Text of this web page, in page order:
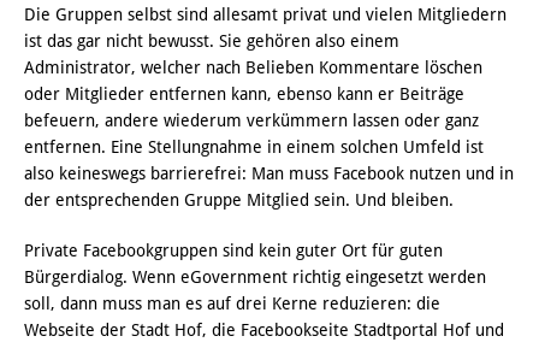
Die Gruppen selbst sind allesamt privat und vielen Mitgliedern
ist das gar nicht bewusst. Sie gehören also einem
Administrator, welcher nach Belieben Kommentare löschen
oder Mitglieder entfernen kann, ebenso kann er Beiträge
befeuern, andere wiederum verkümmern lassen oder ganz
entfernen. Eine Stellungnahme in einem solchen Umfeld ist
also keineswegs barrierefrei: Man muss Facebook nutzen und in
der entsprechenden Gruppe Mitglied sein. Und bleiben.
Private Facebookgruppen sind kein guter Ort für guten
Bürgerdialog. Wenn eGovernment richtig eingesetzt werden
soll, dann muss man es auf drei Kerne reduzieren: die
Webseite der Stadt Hof, die Facebookseite Stadtportal Hof und